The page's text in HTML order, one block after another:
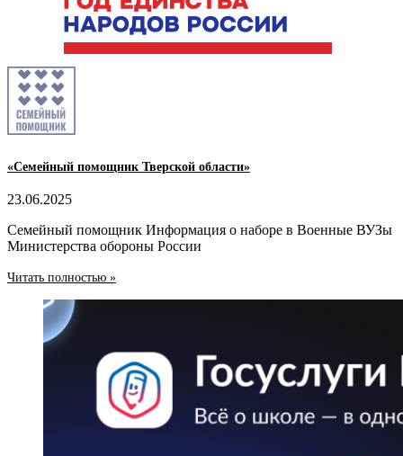
«Семейный помощник Тверской области»
23.06.2025
Семейный помощник Информация о наборе в Военные ВУЗы
Министерства обороны России
Читать полностью »